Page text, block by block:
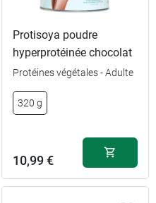
Protisoya poudre
hyperprotéinée chocolat
Protéines végétales - Adulte
320 g
10,99 €